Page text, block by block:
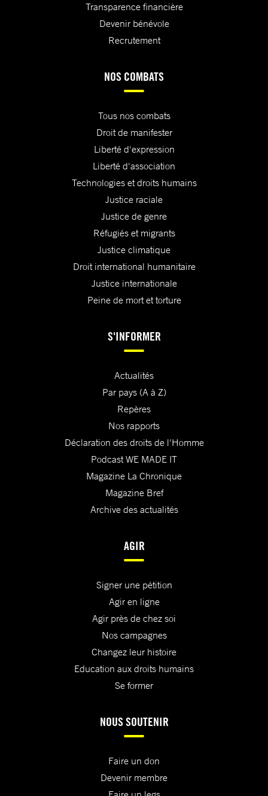
Transparence financière
Devenir bénévole
Recrutement
NOS COMBATS
Tous nos combats
Droit de manifester
Liberté d'expression
Liberté d'association
Technologies et droits humains
Justice raciale
Justice de genre
Réfugiés et migrants
Justice climatique
Droit international humanitaire
Justice internationale
Peine de mort et torture
S'INFORMER
Actualités
Par pays (A à Z)
Repères
Nos rapports
Déclaration des droits de l'Homme
Podcast WE MADE IT
Magazine La Chronique
Magazine Bref
Archive des actualités
AGIR
Signer une pétition
Agir en ligne
Agir près de chez soi
Nos campagnes
Changez leur histoire
Education aux droits humains
Se former
NOUS SOUTENIR
Faire un don
Devenir membre